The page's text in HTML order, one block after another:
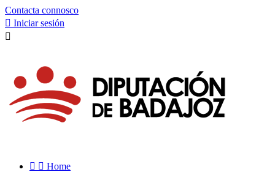
Contacta connosco
 Iniciar sesión

  Home